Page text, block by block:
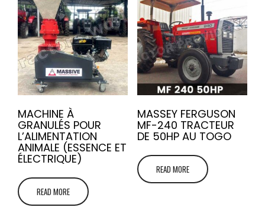
MACHINE À
GRANULÉS POUR
L’ALIMENTATION
ANIMALE (ESSENCE ET
ÉLECTRIQUE)
READ MORE
MASSEY FERGUSON
MF-240 TRACTEUR
DE 50HP AU TOGO
READ MORE